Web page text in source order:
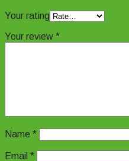
Your rating
Your review *
Name *
Email *